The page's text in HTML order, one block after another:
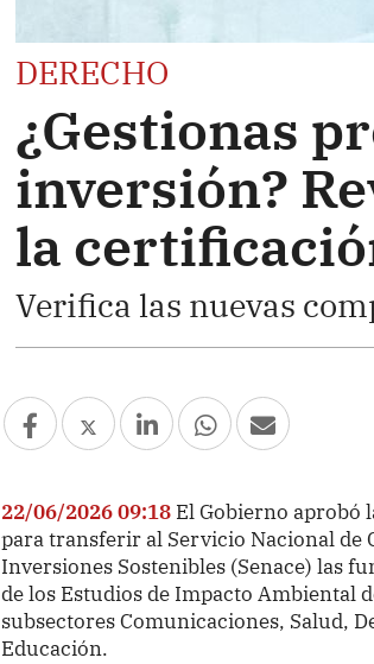
DERECHO
¿Gestionas
inversión?
la
Verifica las nuevas
22/06/2026 09:18 El Gobierno aprobó
para transferir al Servicio Nacional de
Inversiones Sostenibles (Senace) las
de los Estudios de Impacto Ambiental
subsectores Comunicaciones, Salud,
Educación.